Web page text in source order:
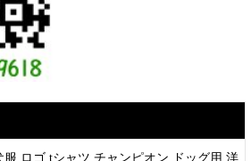
服 ロゴ tシャツ チャンピオン ドッグ用 洋